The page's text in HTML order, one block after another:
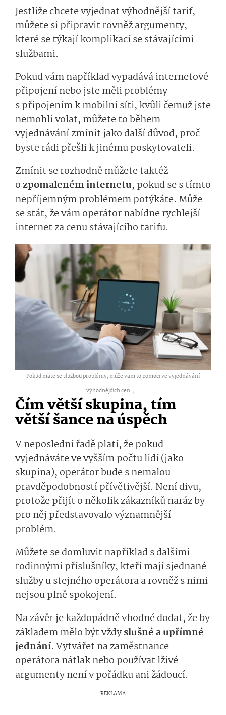
Jestliže chcete vyjednat výhodnější tarif,
můžete si připravit rovněž argumenty,
které se týkají komplikací se stávajícími
službami.
Pokud vám například vypadává internetové
připojení nebo jste měli problémy
s připojením k mobilní síti, kvůli čemuž jste
nemohli volat, můžete to během
vyjednávání zmínit jako další důvod, proč
byste rádi přešli k jinému poskytovateli.
Zmínit se rozhodně můžete taktéž
ozpomaleném internetu, pokud se s tímto
nepříjemným problémem potýkáte. Může
se stát, že vám operátor nabídne rychlejší
internet za cenu stávajícího tarifu.
Pokud máte se službou problémy, může vám to pomoci ve vyjednávání
výhodnějších cen. ,...
Čím větší skupina, tím
větší šance na úspěch
V neposlední řadě platí, že pokud
vyjednáváte ve vyšším počtu lidí (jako
skupina), operátor bude s nemalou
pravděpodobností přívětivější. Není divu,
protože přijít o několik zákazníků naráz by
pro něj představovalo významnější
problém.
Můžete se domluvit například s dalšími
rodinnými příslušníky, kteří mají sjednané
služby u stejného operátora a rovněž s nimi
nejsou plně spokojení.
Na závěr je každopádně vhodné dodat, že by
základem mělo být vždyslušné a upřímné
jednání. Vytvářet na zaměstnance
operátora nátlak nebo používat lživé
argumenty není v pořádku ani žádoucí.